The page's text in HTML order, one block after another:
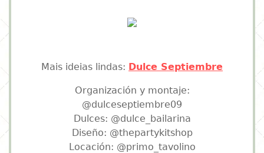
Mais ideias lindas: Dulce Septiembre
Organización y montaje:
@dulceseptiembre09
Dulces: @dulce_bailarina
Diseño: @thepartykitshop
Locación: @primo_tavolino